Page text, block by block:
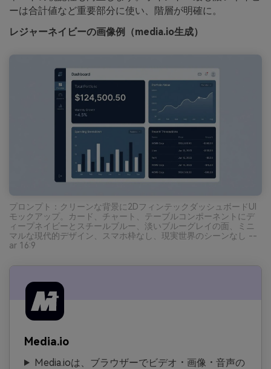
ーは合計値など重要部分に使い、階層が明確に。
レジャーネイビーの画像例（media.io生成）
プロンプト：クリーンな背景に2DフィンテックダッシュボードUI
モックアップ。カード、チャート、テーブルコンポーネントにデ
ィープネイビーとスチールブルー、淡いブルーグレイの面、ミニ
マルな現代的デザイン、スマホ枠なし、現実世界のシーンなし --
ar 16:9
Media.io
Media.ioは、ブラウザーでビデオ・画像・音声の